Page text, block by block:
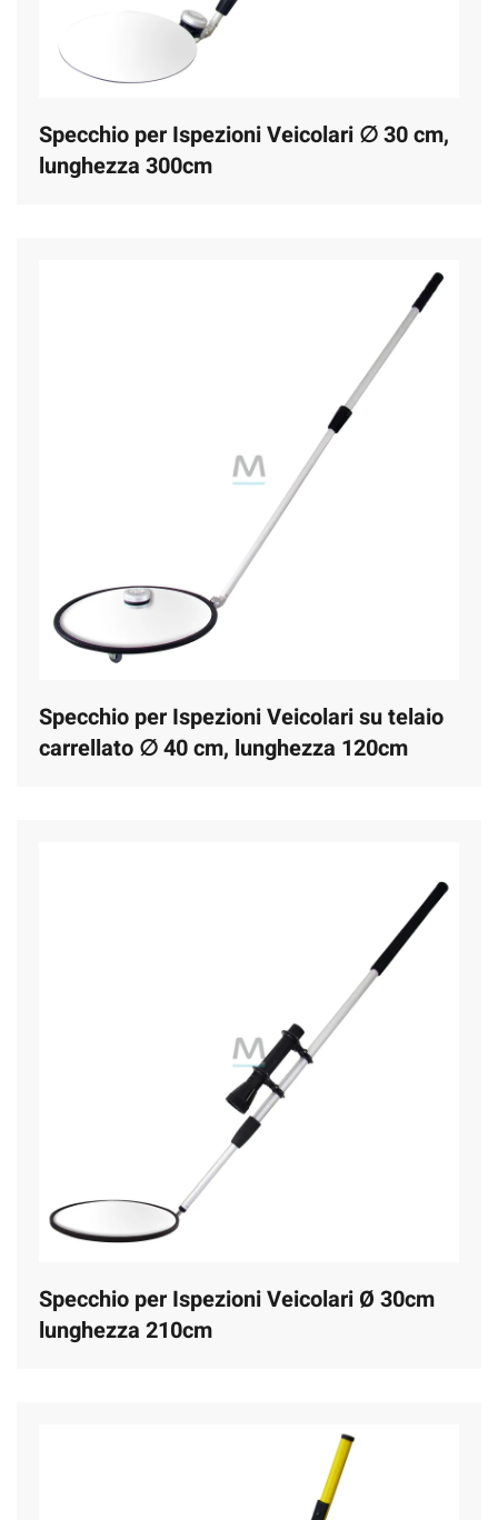
Specchio per Ispezioni Veicolari ∅ 30 cm,
lunghezza 300cm
Specchio per Ispezioni Veicolari su telaio
carrellato ∅ 40 cm, lunghezza 120cm
Specchio per Ispezioni Veicolari Ø 30cm
lunghezza 210cm